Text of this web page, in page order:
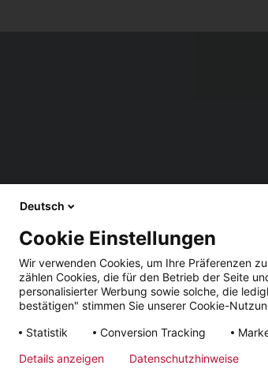
Note Condizioni
Deutsch
Cookie Einstellungen
Wir verwenden Cookies, um Ihre Präferenzen
zählen Cookies, die für den Betrieb der Seite
personalisierter Werbung sowie solche, die
bestätigen" stimmen Sie unserer Cookie-
Statistik
Conversion Tracking
Details anzeigen Datenschutzhinweise